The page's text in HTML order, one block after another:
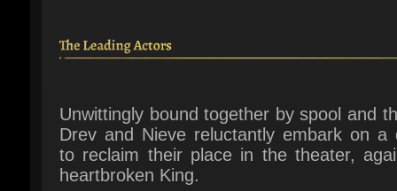
Unwittingly bound together by spool and
Drev and Nieve reluctantly embark on a
Nieve, a talented Weaver beset by self
builds a strong bond with Drev, a
ambitious Actor. With Drev's unbridled